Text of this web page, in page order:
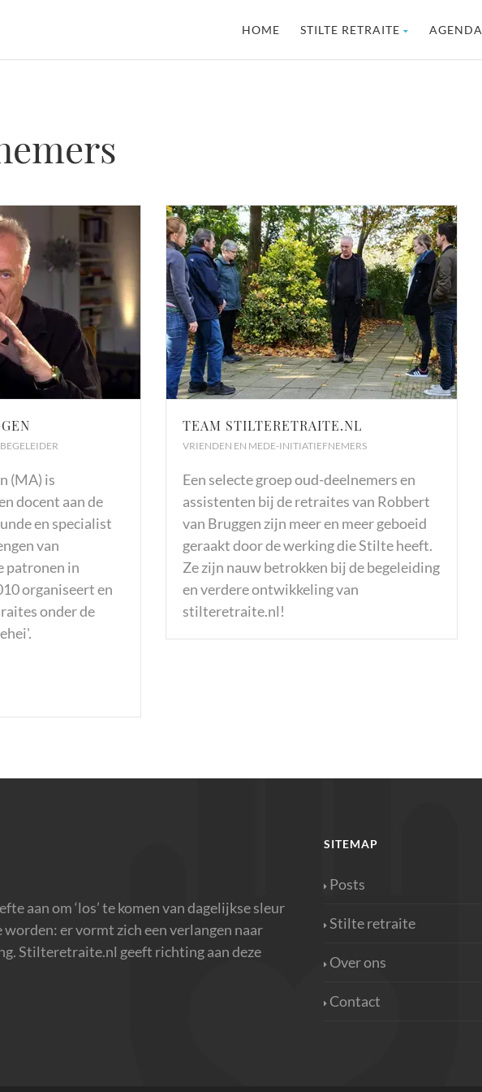
HOME STILTE RETRAITE AGENDA
(MA) is
docent aan de
en specialist
van
patronen in
organiseert en
onder de
TEAM STILTERETRAITE.NL
VRIENDEN EN MEDE-INITIATIEFNEMERS
Een selecte groep oud-deelnemers en
assistenten bij de retraites van Robbert
van Bruggen zijn meer en meer geboeid
geraakt door de werking die Stilte heeft.
Ze zijn nauw betrokken bij de begeleiding
en verdere ontwikkeling van
stilteretraite.nl!
aan om ‘los’ te komen van dagelijkse sleur
er vormt zich een verlangen naar
Stilteretraite.nl geeft richting aan deze
SITEMAP
Posts
Stilte retraite
Over ons
Contact